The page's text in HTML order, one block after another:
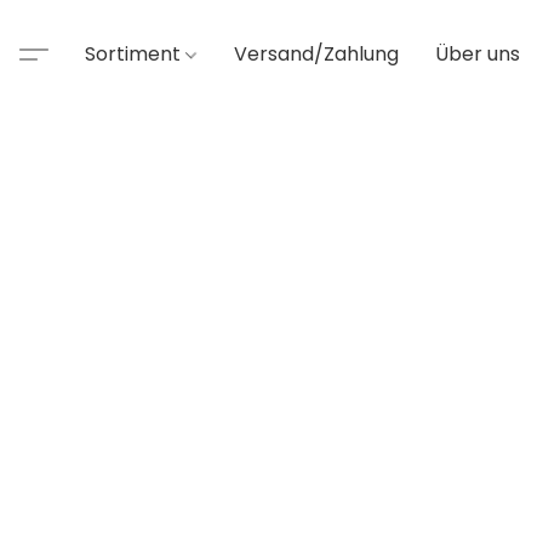
Sortiment Versand/Zahlung Über uns